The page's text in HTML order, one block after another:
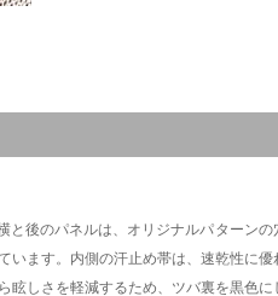
後のパネルは、オリジナルパターン
ます。内側の汗止め帯は、速乾性に
しさを軽減するため、ツバ裏を黒色に